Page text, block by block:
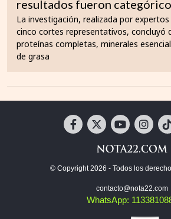
resultados fueron
La investigación, realizada por
cinco cortes representativos, concluyó
proteínas completas, minerales
de grasa
© Copyright 2026 - Todos los
contacto@nota22.com
WhatsApp: